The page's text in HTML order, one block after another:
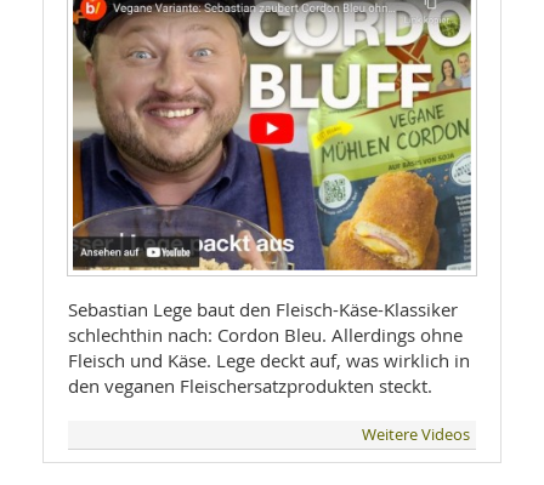
Sebastian Lege baut den Fleisch-Käse-Klassiker
schlechthin nach: Cordon Bleu. Allerdings ohne
Fleisch und Käse. Lege deckt auf, was wirklich in
den veganen Fleischersatzprodukten steckt.
Weitere Videos